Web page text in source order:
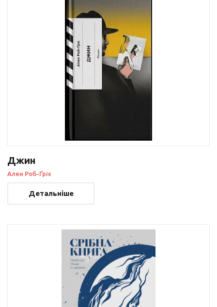
Джин
Ален Роб-Ґріє
Детальніше